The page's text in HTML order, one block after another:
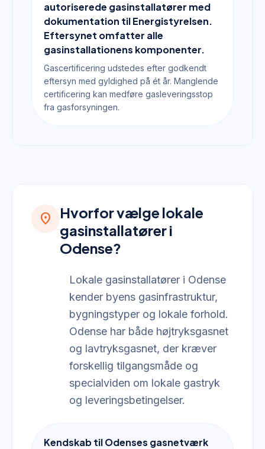
autoriserede gasinstallatører med
dokumentation til Energistyrelsen.
Eftersynet omfatter alle
gasinstallationens komponenter.
Gascertificering udstedes efter godkendt
eftersyn med gyldighed på ét år. Manglende
certificering kan medføre gasleveringsstop
fra gasforsyningen.
location_on
Hvorfor vælge lokale
gasinstallatører i
Odense?
Lokale gasinstallatører i Odense
kender byens gasinfrastruktur,
bygningstyper og lokale forhold.
Odense har både højtryksgasnet
og lavtryksgasnet, der kræver
forskellig tilgangsmåde og
specialviden om lokale gastryk
og leveringsbetingelser.
Kendskab til Odenses gasnetværk